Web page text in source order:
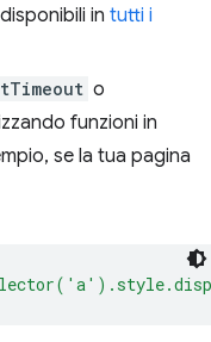
in tutti i
o
funzioni in
se la tua pagina